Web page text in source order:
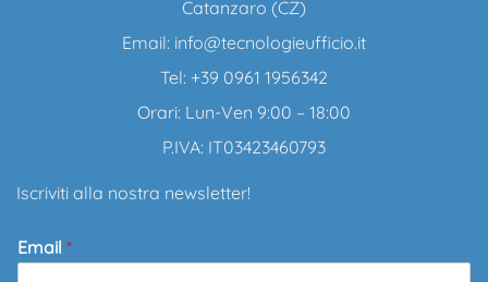
Catanzaro (CZ)
Email: info@tecnologieufficio.it
Tel: +39 0961 1956342
Orari: Lun-Ven 9:00 – 18:00
P.IVA: IT03423460793
Iscriviti alla nostra newsletter!
Email *